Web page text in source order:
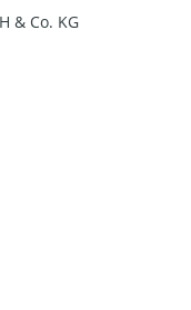
& Co. KG